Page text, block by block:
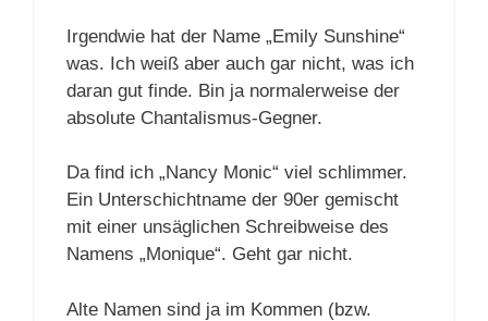
Irgendwie hat der Name „Emily Sunshine“
was. Ich weiß aber auch gar nicht, was ich
daran gut finde. Bin ja normalerweise der
absolute Chantalismus-Gegner.
Da find ich „Nancy Monic“ viel schlimmer.
Ein Unterschichtname der 90er gemischt
mit einer unsäglichen Schreibweise des
Namens „Monique“. Geht gar nicht.
Alte Namen sind ja im Kommen (bzw.